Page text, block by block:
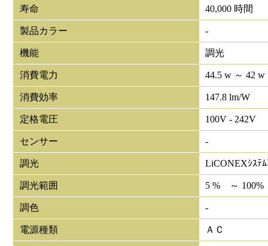
寿命 40,000 時間
製品カラー -
機能 調光
消費電力 44.5 w ～ 42 w
消費効率 147.8 lm/W
定格電圧 100V - 242V
センサー -
調光 LiCONEXｼｽﾃ
調光範囲 5 % ～ 100%
調色 -
電源種類 ＡＣ